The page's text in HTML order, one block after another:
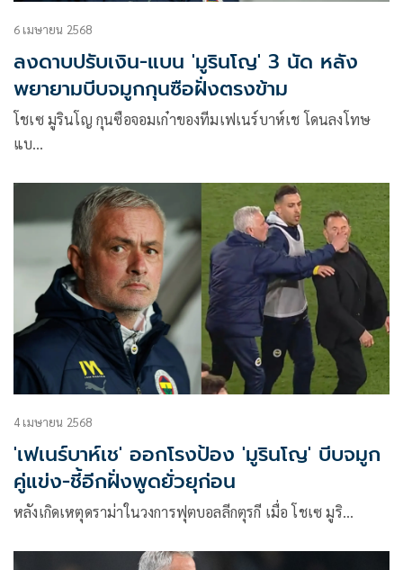
6 เมษายน 2568
ลงดาบปรับเงิน-แบน 'มูรินโญ' 3 นัด หลัง
พยายามบีบจมูกกุนซือฝั่งตรงข้าม
โชเซ มูรินโญ กุนซือจอมเก๋าของทีมเฟเนร์บาห์เช โดนลงโทษ
แบ…
4 เมษายน 2568
'เฟเนร์บาห์เช' ออกโรงป้อง 'มูรินโญ' บีบจมูก
คู่แข่ง-ชี้อีกฝั่งพูดยั่วยุก่อน
หลังเกิดเหตุดราม่าในวงการฟุตบอลลีกตุรกี เมื่อ โชเซ มูริ…